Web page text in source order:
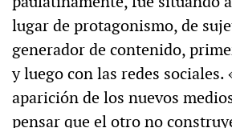
lugar de protagonismo, de
generador de contenido,
y luego con las redes sociales.
aparición de los nuevos
pensar que el otro no